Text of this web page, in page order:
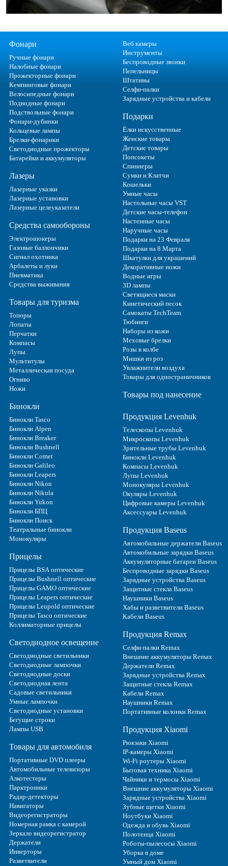
Фонари
Ручные фонари
Налобные фонари
Прожекторные фонари
Кемпинговые фонари
Велосипедные фонари
Подводные фонари
Подствольные фонари
Фонари-дубинки
Кольцевые лампы
Брелки-фонарики
Светодиодные прожекторы
Батарейки и аккумуляторы
Лазеры
Лазерные указки
Лазерные установки
Лазерные целеуказатели
Средства самообороны
Электрошокеры
Газовые баллончики
Сигнал охотника
Арбалеты и луки
Пневматика
Средства выживания
Товары для туризма
Топоры
Лопаты
Перчатки
Компасы
Лупы
Мультитулы
Металлическая посуда
Огниво
Ножи
Бинокли
Бинокли Tasco
Бинокли Alpen
Бинокли Breaker
Бинокли Bushnell
Бинокли Comet
Бинокли Galileo
Бинокли Leapers
Бинокли Nikon
Бинокли Nikula
Бинокли Yukon
Бинокли БПЦ
Бинокли Поиск
Театральные бинокли
Монокуляры
Прицелы
Прицелы BSA оптические
Прицелы Bushnell оптические
Прицелы GAMO оптические
Прицелы Leapers оптические
Прицелы Leupold оптические
Прицелы Tasco оптические
Коллиматорные прицелы
Светодиодное освещение
Светодиодные светильники
Светодиодные лампочки
Светодиодные доски
Светодиодная лента
Садовые светильники
Умные лампочки
Светодиодные установки
Бегущие строки
Лампы USB
Товары для автомобиля
Портативные DVD плееры
Автомобильные телевизоры
Алкотестеры
Парктроники
Радар-детекторы
Навигаторы
Видеорегистраторы
Номерная рамка с камерой
Зеркало видеорегистратор
Держатели
Инверторы
Разветвители
Веб камеры
Инструменты
Беспроводные звонки
Пепельницы
Штативы
Селфи-палки
Зарядные устройства и кабели
Подарки
Ёлки искусственные
Женские товары
Детские товары
Попсокеты
Спиннеры
Сумки и Клатчи
Кошельки
Умные часы
Настольные часы VST
Детские часы-телефон
Настенные часы
Наручные часы
Подарки на 23 Февраля
Подарки на 8 Марта
Шкатулки для украшений
Декоративные ножи
Водные игры
3D лампы
Светящиеся маски
Кинетический песок
Самокаты TechTeam
Тюбинги
Наборы из кожи
Меховые брелки
Розы в колбе
Мишки из роз
Увлажнители воздуха
Товары для одностраничников
Товары под нанесение
Продукция Levenhuk
Телескопы Levenhuk
Микроскопы Levenhuk
Зрительные трубы Levenhuk
Бинокли Levenhuk
Компасы Levenhuk
Лупы Levenhuk
Монокуляры Levenhuk
Окуляры Levenhuk
Цифровые камеры Levenhuk
Аксессуары Levenhuk
Продукция Baseus
Автомобильные держатели Baseus
Автомобильные зарядки Baseus
Аккумуляторные батареи Baseus
Беспроводные зарядки Baseus
Зарядные устройства Baseus
Защитные стекла Baseus
Наушники Baseus
Хабы и разветвители Baseus
Кабели Baseus
Продукция Remax
Селфи-палки Remax
Внешние аккумуляторы Remax
Держатели Remax
Зарядные устройства Remax
Защитные стекла Remax
Кабели Remax
Наушники Remax
Портативные колонки Remax
Продукция Xiaomi
Рюкзаки Xiaomi
IP-камеры Xiaomi
Wi-Fi роутеры Xiaomi
Бытовая техника Xiaomi
Чайники и термосы Xiaomi
Внешние аккумуляторы Xiaomi
Зарядные устройства Xiaomi
Зубные щетки Xiaomi
Ноутбуки Xiaomi
Одежда и обувь Xiaomi
Полотенца Xiaomi
Роботы-пылесосы Xiaomi
Уборка в доме
Умный дом Xiaomi